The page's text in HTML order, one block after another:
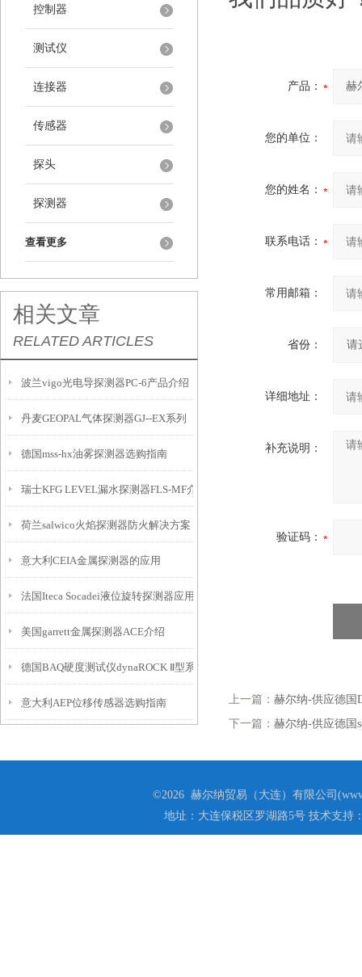
控制器
测试仪
连接器
传感器
探头
探测器
查看更多
相关文章
RELATED ARTICLES
波兰vigo光电导探测器PC-6产品介绍
丹麦GEOPAL气体探测器GJ--EX系列
德国mss-hx油雾探测器选购指南
瑞士KFG LEVEL漏水探测器FLS-MF介绍
荷兰salwico火焰探测器防火解决方案
意大利CEIA金属探测器的应用
法国Iteca Socadei液位旋转探测器应用及参数
美国garrett金属探测器ACE介绍
德国BAQ硬度测试仪dynaROCK Ⅱ型系列选购指南
意大利AEP位移传感器选购指南
产品：
您的单位：
您的姓名：
联系电话：
常用邮箱：
省份：
详细地址：
补充说明：
验证码：
上一篇： 赫尔纳-供应德国
下一篇： 赫尔纳-供应德国
©2026 赫尔纳贸易（大连）有限公司
地址：大连保税区罗湖路5号 技术支持